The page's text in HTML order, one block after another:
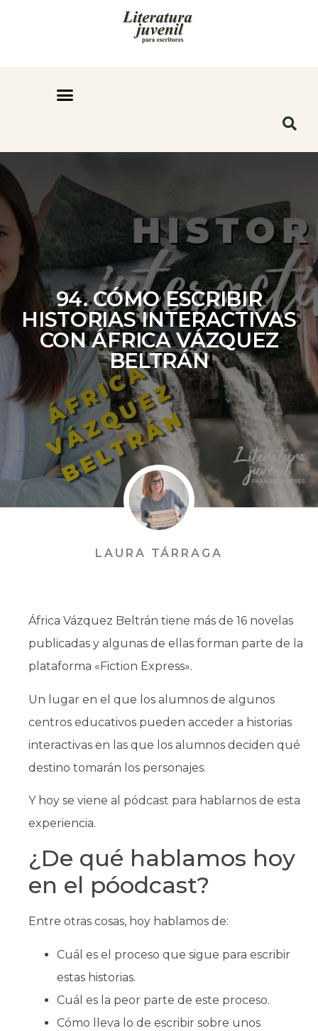
94. CÓMO ESCRIBIR
HISTORIAS INTERACTIVAS
CON ÁFRICA VÁZQUEZ
BELTRÁN
LAURA TÁRRAGA
África Vázquez Beltrán tiene más de 16 novelas
publicadas y algunas de ellas forman parte de la
plataforma «Fiction Express».
Un lugar en el que los alumnos de algunos
centros educativos pueden acceder a historias
interactivas en las que los alumnos deciden qué
destino tomarán los personajes.
Y hoy se viene al pódcast para hablarnos de esta
experiencia.
¿De qué hablamos hoy
en el póodcast?
Entre otras cosas, hoy hablamos de:
Cuál es el proceso que sigue para escribir
estas historias.
Cuál es la peor parte de este proceso.
Cómo lleva lo de escribir sobre unos